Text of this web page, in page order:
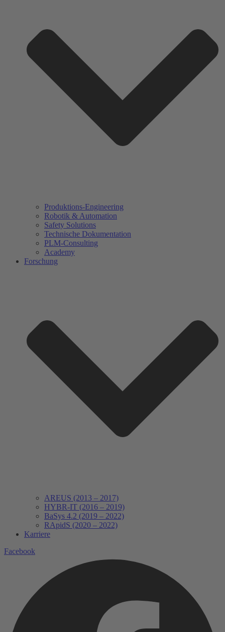
Produktions-Engineering
Robotik & Automation
Safety Solutions
Technische Dokumentation
PLM-Consulting
Academy
Forschung
AREUS (2013 – 2017)
HYBR-IT (2016 – 2019)
BaSys 4.2 (2019 – 2022)
RApidS (2020 – 2022)
Karriere
Facebook